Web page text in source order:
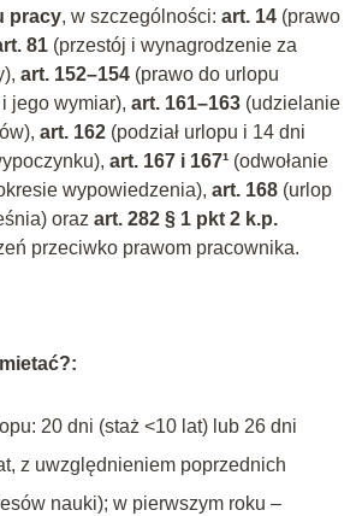
pracy, w szczególności: art. 14(prawo
81(przestój i wynagrodzenie za
art. 152–154(prawo do urlopu
jego wymiar), art. 161–163(udzielanie
art. 162(podział urlopu i 14 dni
art. 167 i 167¹(odwołanie
wypowiedzenia), art. 168(urlop
oraz art. 282 § 1 pkt 2 k.p.
przeciwko prawom pracownika.
20 dni (staż <10 lat) lub 26 dni
z uwzględnieniem poprzednich
nauki); w pierwszym roku –